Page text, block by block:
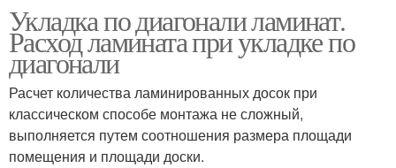
Укладка по диагонали ламинат.
Расход ламината при укладке по
диагонали
Расчет количества ламинированных досок при
классическом способе монтажа не сложный,
выполняется путем соотношения размера площади
помещения и площади доски.